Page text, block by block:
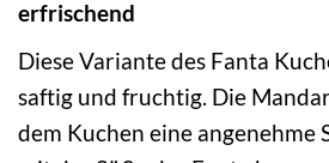
erfrischend
Diese Variante des Fanta
saftig und fruchtig. Die
dem Kuchen eine angenehme